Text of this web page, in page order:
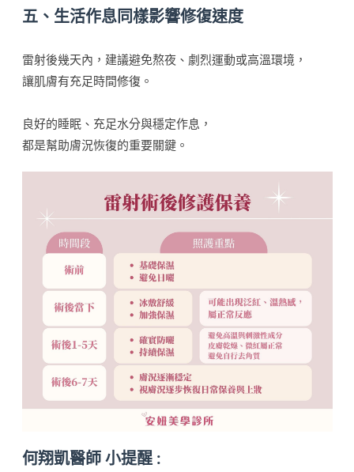
五、生活作息同樣影響修復速度
雷射後幾天內，建議避免熬夜、劇烈運動或高溫環境，
讓肌膚有充足時間修復。
良好的睡眠、充足水分與穩定作息，
都是幫助膚況恢復的重要關鍵。
何翔凱醫師 小提醒 :